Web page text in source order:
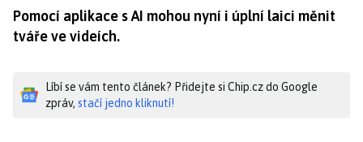
Pomocí aplikace s AI mohou nyní i úplní laici měnit
tváře ve videích.
Líbí se vám tento článek? Přidejte si Chip.cz do Google
zpráv, stačí jedno kliknutí!